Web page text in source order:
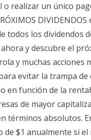
realizar un único
todos los dividendos
y descubre el
y muchas acciones
evitar la trampa
en función de la
de mayor
términos absolutos.
de $1 anualmente si